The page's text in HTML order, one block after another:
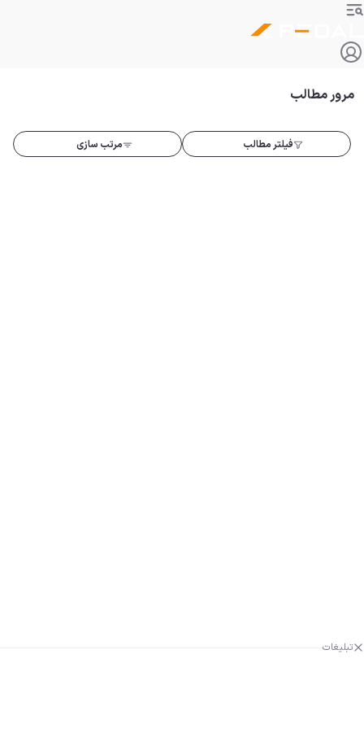
مرور مطالب
فیلتر مطالب مرتب سازی
تبلیغات